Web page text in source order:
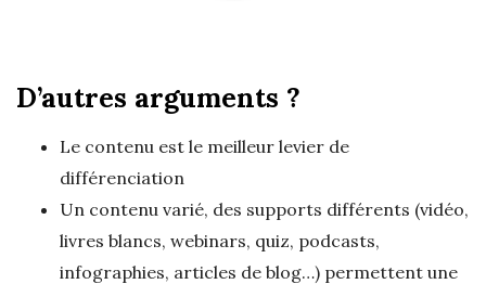
D’autres arguments ?
Le contenu est le meilleur levier de
différenciation
Un contenu varié, des supports différents (vidéo,
livres blancs, webinars, quiz, podcasts,
infographies, articles de blog…) permettent une